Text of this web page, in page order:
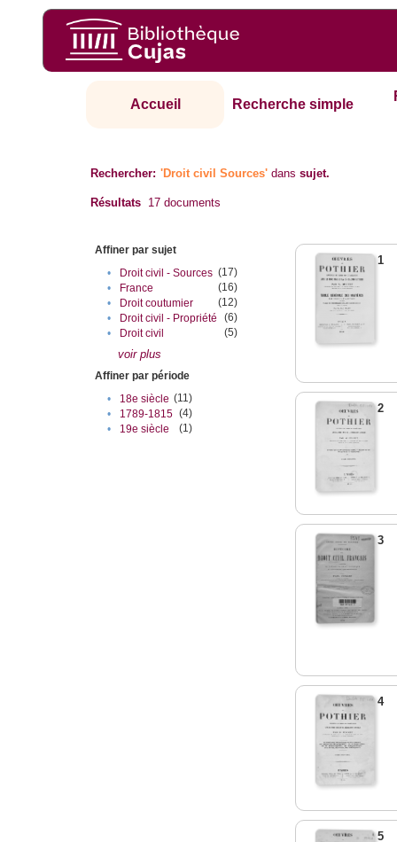
Accueil Recherche simple
Rechercher: 'Droit civil Sources' danssujet.
Résultats 17 documents
Affiner par sujet
•
Droit civil - Sources (17)
•
France
(16)
•
Droit coutumier
(12)
•
Droit civil - Propriété
(6)
•
Droit civil (5)
voir plus
Affiner par période
•
18e siècle (11)
•
1789-1815 (4)
•
19e siècle (1)
1
2
3
4
5